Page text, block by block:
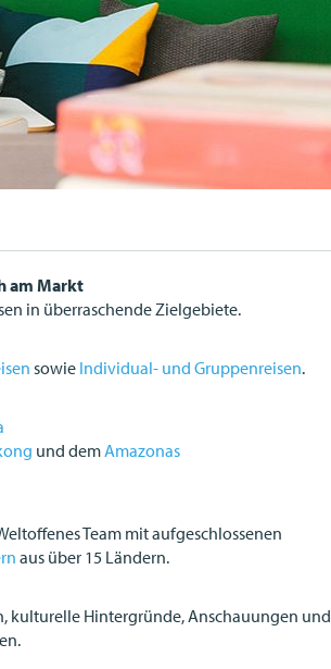
am Markt
in überraschende Zielgebiete.
sowie Individual- und Gruppenreisen.
und demAmazonas
Team mit aufgeschlossenen
aus über 15 Ländern.
kulturelle Hintergründe, Anschauungen und